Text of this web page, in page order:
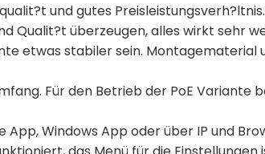
und gutes
Qualit?t überzeugen, alles wirkt sehr
etwas stabiler sein. Montagematerial
Für den Betrieb der PoE Variante
Windows App oder über IP und